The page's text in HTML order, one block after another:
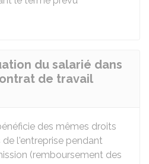
du salarié dans
de travail
des mêmes droits
de l'entreprise pendant
(remboursement des